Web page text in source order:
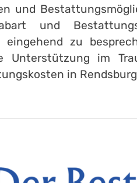
und
und
eingehend zu
Unterstützung im
in